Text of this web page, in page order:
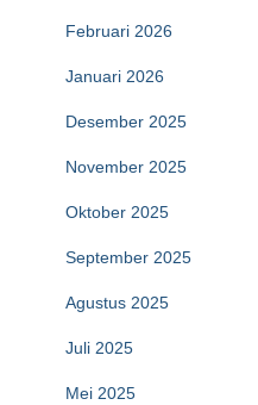
Februari 2026
Januari 2026
Desember 2025
November 2025
Oktober 2025
September 2025
Agustus 2025
Juli 2025
Mei 2025